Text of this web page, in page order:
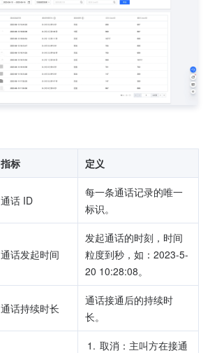
指标 定义
通话 ID
每一条通话记录的唯一
标识。
通话发起时间
发起通话的时刻，时间
粒度到秒，如：2023-5-
20 10:28:08。
通话持续时长
通话接通后的持续时
长。
1. 取消：主叫方在接通